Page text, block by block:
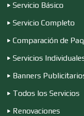
Servicio Básico
Servicio Completo
Comparación de
Servicios
Banners
Todos los Servicios
Renovaciones